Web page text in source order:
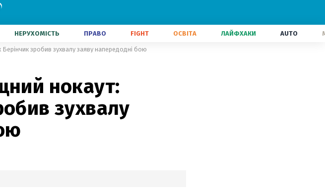
НЕРУХОМІСТЬ ПРАВО FIGHT ОСВІТА ЛАЙФХАКИ AUTO
зробив зухвалу заяву напередодні бою
нокаут:
зухвалу